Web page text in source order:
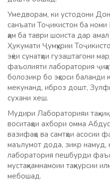
Умедворам, ки устодони
санъати Тоҷикистон ба
ҳам ба таври шоиста дар
Ҳукумати Ҷумҳурии
эҳёи сунатҳои гузаштагони
фаъолияти лаборатория
болозикр бо эҳсоси баланди
мекунанд, иброз дошт,
сухани хеш.
Мудири Лабораторияи
воситаҳои ахбори омма
вазифаҳо ва самтҳои асосии
маълумот дода, зикр намуд,
лаборатория пешбурди
мустаҳкамнамоии таҳкурсии
мебошад.